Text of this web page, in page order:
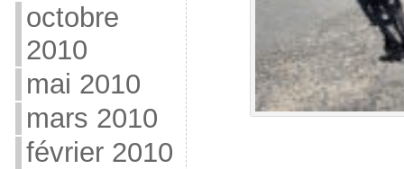
octobre
2010
mai 2010
mars 2010
février 2010